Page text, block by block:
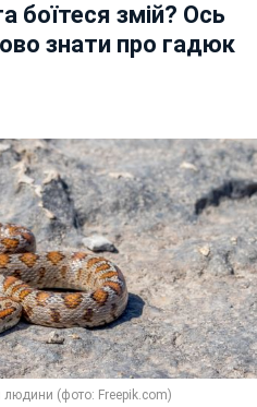
боїтеся змій? Ось
знати про гадюк
людини (фото: Freepik.com)